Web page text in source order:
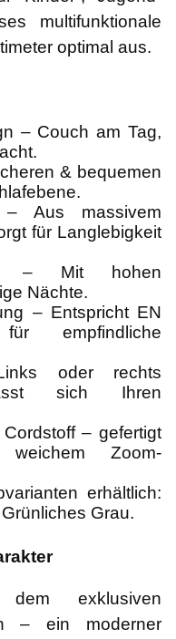
multifunktionale
optimal aus.
– Couch am Tag,
& bequemen
– Aus massivem
für Langlebigkeit
– Mit hohen
Nächte.
– Entspricht EN
empfindliche
oder rechts
sich Ihren
– gefertigt
weichem Zoom-
erhältlich:
Grau.
exklusiven
– ein moderner